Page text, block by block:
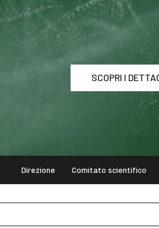
SCOPRI I
DETTAGLI
Direzione Comitato scientifico